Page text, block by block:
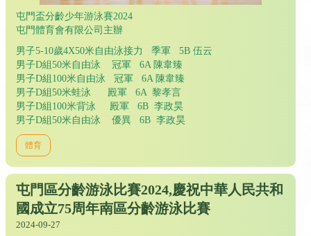
屯門盃分齡少年游泳賽2024
屯門體育會有限公司主辦
男子5-10歲4X50米自由泳接力 季軍 5B 伍云
男子D組50米自由泳 冠軍 6A 陳韋臻
男子D組100米自由泳 冠軍 6A 陳韋臻
男子D組50米蛙泳 殿軍 6A 黎孝言
男子D組100米背泳 殿軍 6B 李政昊
男子D組50米自由泳 優異 6B 李政昊
體育
屯門區分齡游泳比賽2024,慶祝中華人民共和
國成立75周年南區分齡游泳比賽
2024-09-27